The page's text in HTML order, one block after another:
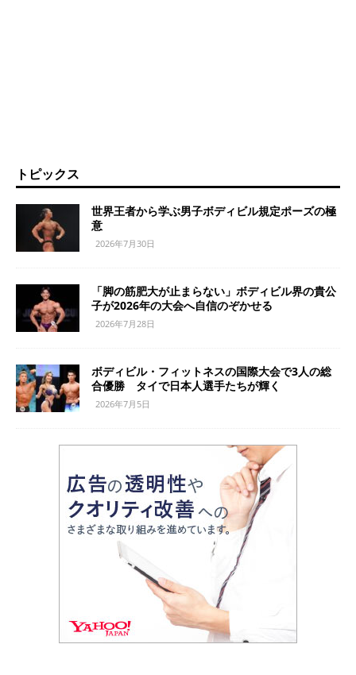
トピックス
世界王者から学ぶ男子ボディビル規定ポーズの極
意
2026年7月30日
「脚の筋肥大が止まらない」ボディビル界の貴公
子が2026年の大会へ自信のぞかせる
2026年7月28日
ボディビル・フィットネスの国際大会で3人の総
合優勝 タイで日本人選手たちが輝く
2026年7月5日